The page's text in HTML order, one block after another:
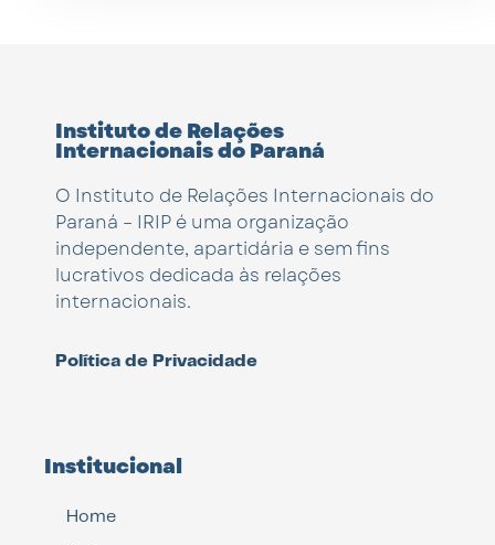
Instituto de Relações
Internacionais do Paraná
O Instituto de Relações Internacionais do
Paraná – IRIP é uma organização
independente, apartidária e sem fins
lucrativos dedicada às relações
internacionais.
Política de Privacidade
Institucional
Home